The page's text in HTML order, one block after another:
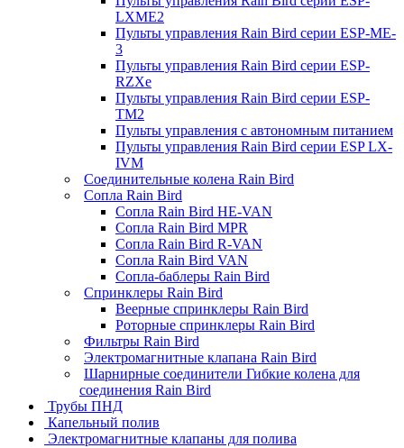
LXME2
Пульты управления Rain Bird серии ESP-ME-
3
Пульты управления Rain Bird серии ESP-
RZXe
Пульты управления Rain Bird серии ESP-
TM2
Пульты управления с автономным питанием
Пульты управления Rain Bird серии ESP LX-
IVM
Соединительные колена Rain Bird
Сопла Rain Bird
Сопла Rain Bird HE-VAN
Сопла Rain Bird MPR
Сопла Rain Bird R-VAN
Сопла Rain Bird VAN
Сопла-баблеры Rain Bird
Спринклеры Rain Bird
Веерные спринклеры Rain Bird
Роторные спринклеры Rain Bird
Фильтры Rain Bird
Электромагнитные клапана Rain Bird
Шарнирные соединители Гибкие колена для
соединения Rain Bird
Трубы ПНД
Капельный полив
Электромагнитные клапаны для полива